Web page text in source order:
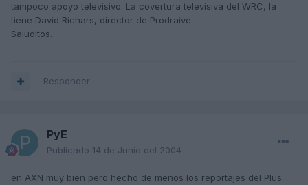
tampoco apoyo televisivo. La covertura televisiva del WRC, la
tiene David Richars, director de Prodraive.
Saluditos.
Responder
PyE
Publicado 14 de Junio del 2004
en AXN muy bien pero hecho de menos los reportajes del Plus...